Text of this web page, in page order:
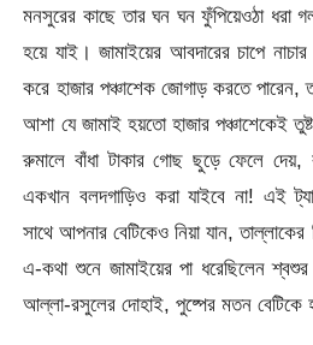
মনসুরের কাছে তার ঘন ঘন ফুঁপিয়েওঠা ধরা
হয়ে যাই। জামাইয়ের আবদারের চাপে
করে হাজার পঞ্চাশেক জোগাড় করতে পারেন,
আশা যে জামাই হয়তো হাজার পঞ্চাশেকেই
রুমালে বাঁধা টাকার গোছ ছুড়ে ফেলে
একখান বলদগাড়িও করা যাইবে না! এই
সাথে আপনার বেটিকেও নিয়া যান, তাল্লাকের
এ-কথা শুনে জামাইয়ের পা ধরেছিলেন
আল্লা-রসুলের দোহাই, পুষ্পের মতন বেটিকে